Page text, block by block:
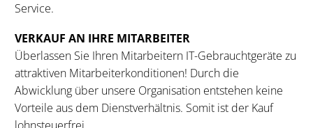
Service.
VERKAUF AN IHRE MITARBEITER
Überlassen Sie Ihren Mitarbeitern IT-Gebrauchtgeräte zu
attraktiven Mitarbeiterkonditionen! Durch die
Abwicklung über unsere Organisation entstehen keine
Vorteile aus dem Dienstverhältnis. Somit ist der Kauf